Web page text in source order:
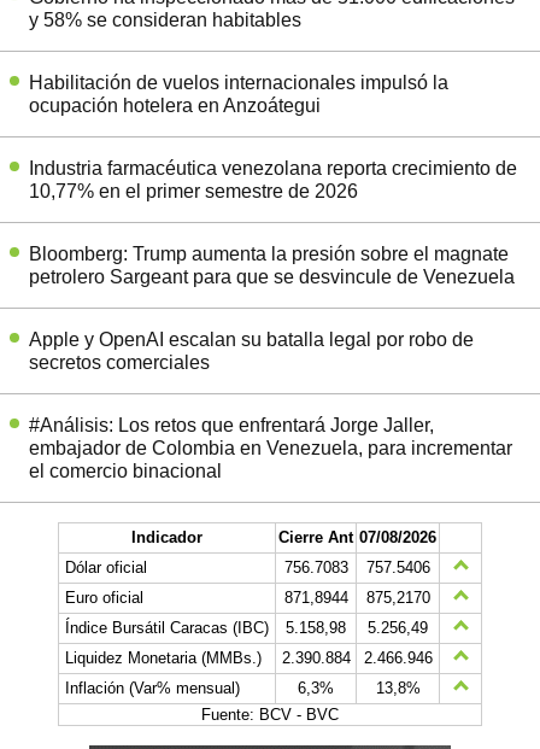
y 58% se consideran habitables
Habilitación de vuelos internacionales impulsó la
ocupación hotelera en Anzoátegui
Industria farmacéutica venezolana reporta crecimiento de
10,77% en el primer semestre de 2026
Bloomberg: Trump aumenta la presión sobre el magnate
petrolero Sargeant para que se desvincule de Venezuela
Apple y OpenAI escalan su batalla legal por robo de
secretos comerciales
#Análisis: Los retos que enfrentará Jorge Jaller,
embajador de Colombia en Venezuela, para incrementar
el comercio binacional
Indicador Cierre Ant 07/08/2026
Dólar oficial
756.7083
757.5406
Euro oficial
871,8944
875,2170
Índice Bursátil Caracas (IBC)
5.158,98
5.256,49
Liquidez Monetaria (MMBs.)
2.390.884
2.466.946
Inflación (Var% mensual)
6,3%
13,8%
Fuente: BCV - BVC